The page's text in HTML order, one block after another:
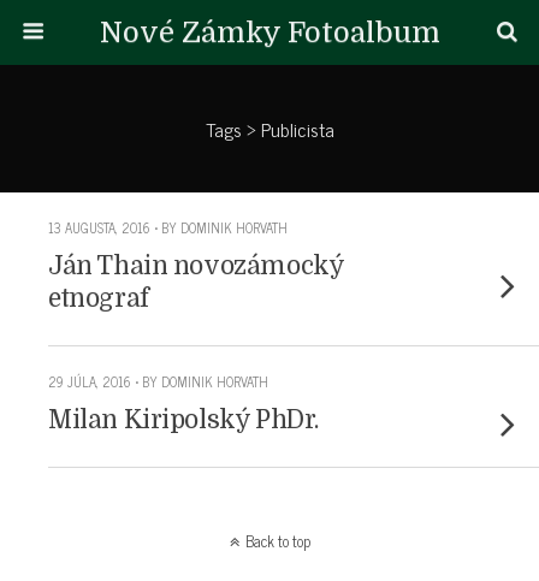
Nové Zámky Fotoalbum
Tags › Publicista
13 AUGUSTA, 2016 • BY DOMINIK HORVATH
Ján Thain novozámocký
etnograf
29 JÚLA, 2016 • BY DOMINIK HORVATH
Milan Kiripolský PhDr.
Back to top